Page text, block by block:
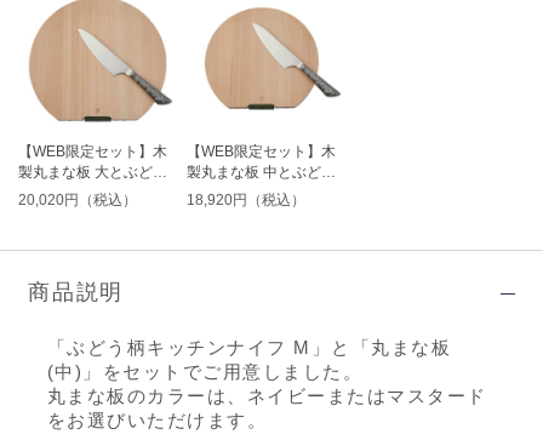
【WEB限定セット】木
製丸まな板 大とぶどう
柄キッチンナイフ Mの
セット
20,020円（税込）
【WEB限定セット】木
製丸まな板 中とぶどう
柄キッチンナイフ Mの
セット
18,920円（税込）
商品説明
「ぶどう柄キッチンナイフ M」と「丸まな板
(中)」をセットでご用意しました。
丸まな板のカラーは、ネイビーまたはマスタード
をお選びいただけます。